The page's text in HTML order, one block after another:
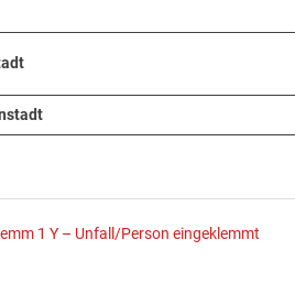
1 Y – Unfall/Person eingeklemmt